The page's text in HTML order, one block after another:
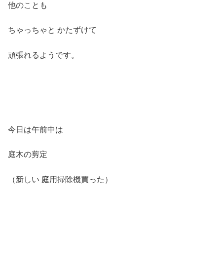
他のことも
ちゃっちゃと かたずけて
頑張れるようです。
今日は午前中は
庭木の剪定
（新しい 庭用掃除機買った）